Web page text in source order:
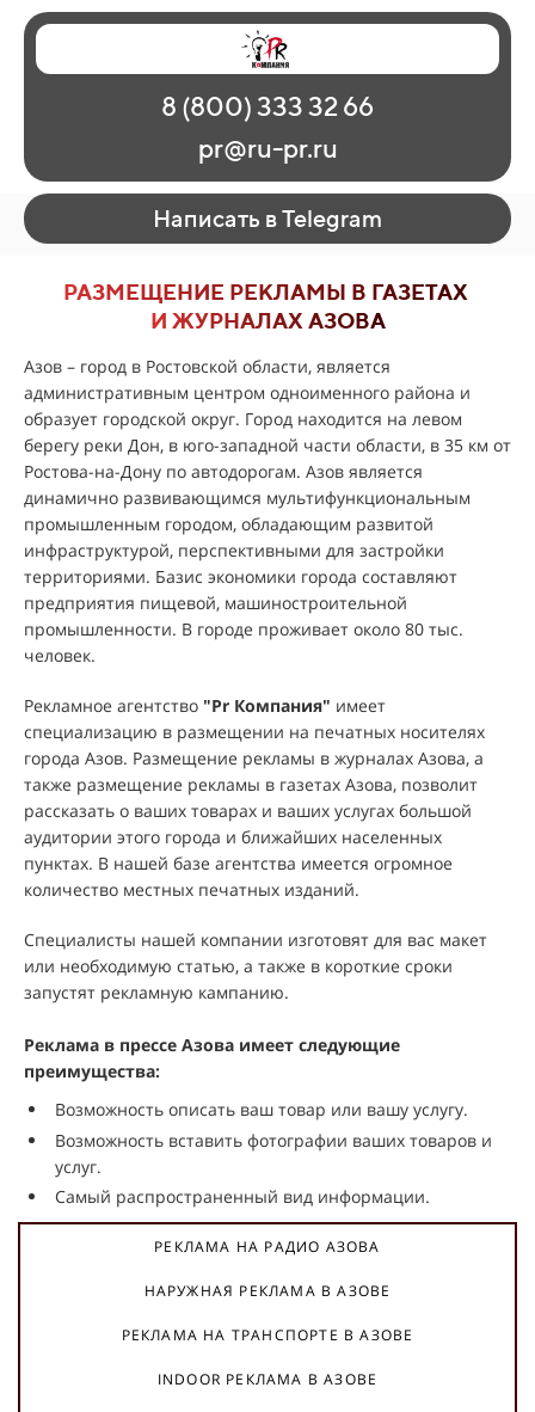
Главная
Наши работы
О рекламе
Регионы
Контакты
8 (800) 333 32 66
pr@ru-pr.ru
Написать в Telegram
РАЗМЕЩЕНИЕ РЕКЛАМЫ В ГАЗЕТАХ
И ЖУРНАЛАХ АЗОВА
Азов – город в Ростовской области, является
административным центром одноименного района и
образует городской округ. Город находится на левом
берегу реки Дон, в юго-западной части области, в 35 км от
Ростова-на-Дону по автодорогам. Азов является
динамично развивающимся мультифункциональным
промышленным городом, обладающим развитой
инфраструктурой, перспективными для застройки
территориями. Базис экономики города составляют
предприятия пищевой, машиностроительной
промышленности. В городе проживает около 80 тыс.
человек.
Рекламное агентство "Pr Компания" имеет
специализацию в размещении на печатных носителях
города Азов. Размещение рекламы в журналах Азова, а
также размещение рекламы в газетах Азова, позволит
рассказать о ваших товарах и ваших услугах большой
аудитории этого города и ближайших населенных
пунктах. В нашей базе агентства имеется огромное
количество местных печатных изданий.
Специалисты нашей компании изготовят для вас макет
или необходимую статью, а также в короткие сроки
запустят рекламную кампанию.
Реклама в прессе Азова имеет следующие
преимущества:
Возможность описать ваш товар или вашу услугу.
Возможность вставить фотографии ваших товаров и
услуг.
Самый распространенный вид информации.
РЕКЛАМА НА РАДИО АЗОВА
НАРУЖНАЯ РЕКЛАМА В АЗОВЕ
РЕКЛАМА НА ТРАНСПОРТЕ В АЗОВЕ
INDOOR РЕКЛАМА В АЗОВЕ